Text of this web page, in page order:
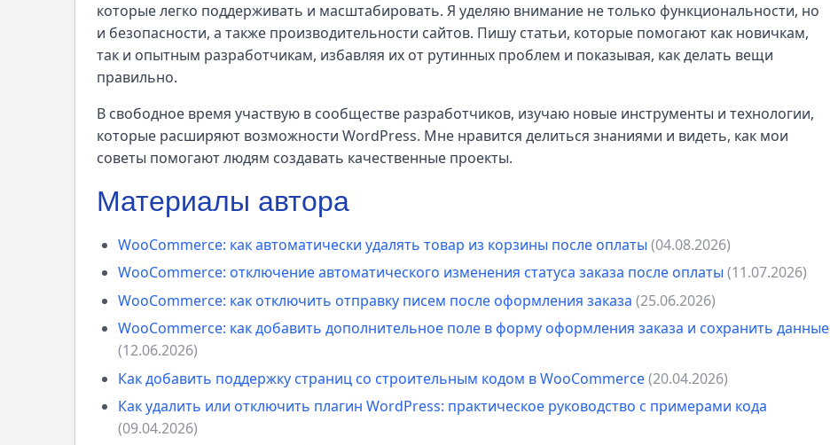
которые легко поддерживать и масштабировать. Я уделяю внимание не только функциональности, но
и безопасности, а также производительности сайтов. Пишу статьи, которые помогают как новичкам,
так и опытным разработчикам, избавляя их от рутинных проблем и показывая, как делать вещи
правильно.
В свободное время участвую в сообществе разработчиков, изучаю новые инструменты и технологии,
которые расширяют возможности WordPress. Мне нравится делиться знаниями и видеть, как мои
советы помогают людям создавать качественные проекты.
Материалы автора
WooCommerce: как автоматически удалять товар из корзины после оплаты (04.08.2026)
WooCommerce: отключение автоматического изменения статуса заказа после оплаты (11.07.2026)
WooCommerce: как отключить отправку писем после оформления заказа (25.06.2026)
WooCommerce: как добавить дополнительное поле в форму оформления заказа и сохранить данные
(12.06.2026)
Как добавить поддержку страниц со строительным кодом в WooCommerce(20.04.2026)
Как удалить или отключить плагин WordPress: практическое руководство с примерами кода
(09.04.2026)